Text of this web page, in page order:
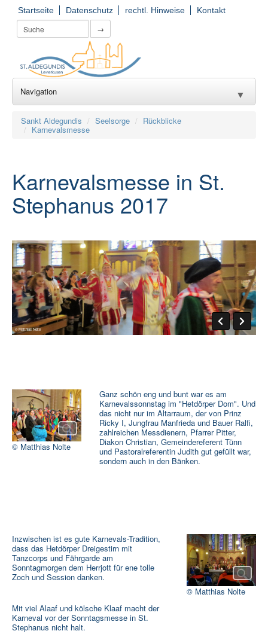
Startseite Datenschutz rechtl. Hinweise Kontakt
→
Navigation ▼
Wir für Sie
Einrichtungen
Gruppierungen
Gemeinde(er)leben ▼
Rat und Hilfe
Termine & Infos ▼
Aktuelles
Sankt Aldegundis Seelsorge Rückblicke
Karnevalsmesse
Karnevalsmesse in St.
Stephanus 2017
© Matthias Nolte
Ganz schön eng und bunt war es am
Karnevalssonnstag im "Hetdörper Dom". Und
das nicht nur im Altarraum, der von Prinz
Ricky I, Jungfrau Manfrieda und Bauer Ralfi,
zahlreichen Messdienern, Pfarrer Pitter,
Diakon Christian, Gemeindereferent Tünn
und Pastoralreferentin Judith gut gefüllt war,
sondern auch in den Bänken.
Inzwischen ist es gute Karnevals-Tradition,
dass das Hetdörper Dreigestirn mit
Tanzcorps und Fährgarde am
Sonntagmorgen dem Herrjott für ene tolle
Zoch und Session danken.
Mit viel Alaaf und kölsche Klaaf macht der
Karneval vor der Sonntagsmesse in St.
Stephanus nicht halt.
© Matthias Nolte